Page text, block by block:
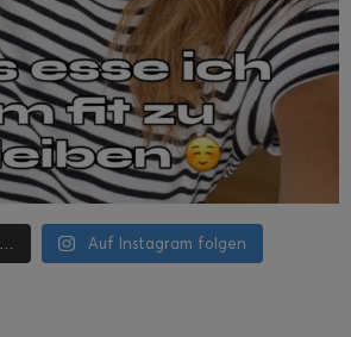
Auf Instagram folgen